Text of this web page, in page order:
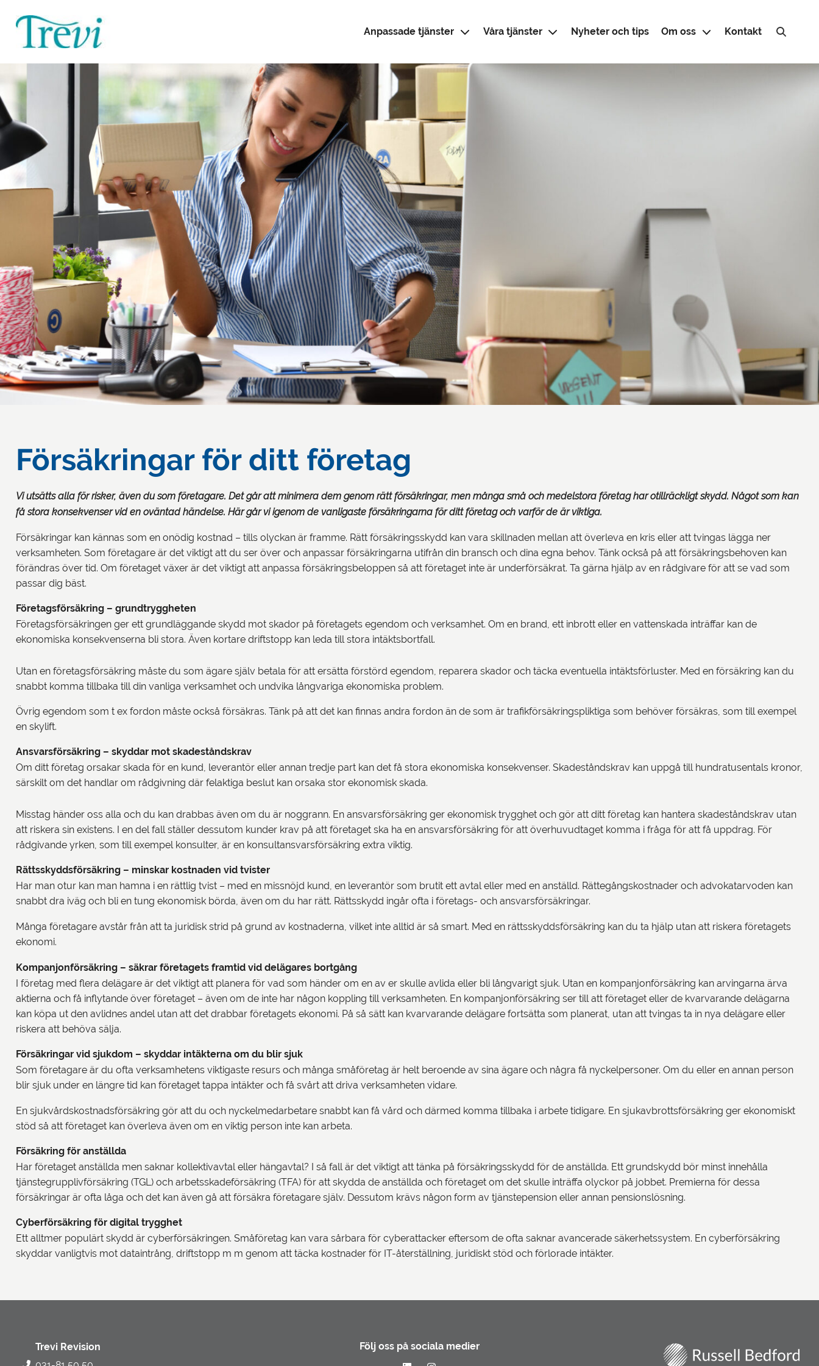
Anpassade tjänster Våra tjänster Nyheter och tips Om oss Kontakt
Sök efter:
Försäkringar för ditt företag
Vi utsätts alla för risker, även du som företagare. Det går att minimera dem genom rätt försäkringar, men många små och medelstora företag har otillräckligt skydd. Något som kan
få stora konsekvenser vid en oväntad händelse. Här går vi igenom de vanligaste försäkringarna för ditt företag och varför de är viktiga.
Försäkringar kan kännas som en onödig kostnad – tills olyckan är framme. Rätt försäkringsskydd kan vara skillnaden mellan att överleva en kris eller att tvingas lägga ner
verksamheten. Som företagare är det viktigt att du ser över och anpassar försäkringarna utifrån din bransch och dina egna behov. Tänk också på att försäkringsbehoven kan
förändras över tid. Om företaget växer är det viktigt att anpassa försäkringsbeloppen så att företaget inte är underförsäkrat. Ta gärna hjälp av en rådgivare för att se vad som
passar dig bäst.
Företagsförsäkring – grundtryggheten
Företagsförsäkringen ger ett grundläggande skydd mot skador på företagets egendom och verksamhet. Om en brand, ett inbrott eller en vattenskada inträffar kan de
ekonomiska konsekvenserna bli stora. Även kortare driftstopp kan leda till stora intäktsbortfall.
Utan en företagsförsäkring måste du som ägare själv betala för att ersätta förstörd egendom, reparera skador och täcka eventuella intäktsförluster. Med en försäkring kan du
snabbt komma tillbaka till din vanliga verksamhet och undvika långvariga ekonomiska problem.
Övrig egendom som t ex fordon måste också försäkras. Tänk på att det kan finnas andra fordon än de som är trafikförsäkringspliktiga som behöver försäkras, som till exempel
en skylift.
Ansvarsförsäkring – skyddar mot skadeståndskrav
Om ditt företag orsakar skada för en kund, leverantör eller annan tredje part kan det få stora ekonomiska konsekvenser. Skadeståndskrav kan uppgå till hundratusentals kronor,
särskilt om det handlar om rådgivning där felaktiga beslut kan orsaka stor ekonomisk skada.
Misstag händer oss alla och du kan drabbas även om du är noggrann. En ansvarsförsäkring ger ekonomisk trygghet och gör att ditt företag kan hantera skadeståndskrav utan
att riskera sin existens. I en del fall ställer dessutom kunder krav på att företaget ska ha en ansvarsförsäkring för att överhuvudtaget komma i fråga för att få uppdrag. För
rådgivande yrken, som till exempel konsulter, är en konsultansvarsförsäkring extra viktig.
Rättsskyddsförsäkring – minskar kostnaden vid tvister
Har man otur kan man hamna i en rättlig tvist – med en missnöjd kund, en leverantör som brutit ett avtal eller med en anställd. Rättegångskostnader och advokatarvoden kan
snabbt dra iväg och bli en tung ekonomisk börda, även om du har rätt. Rättsskydd ingår ofta i företags- och ansvarsförsäkringar.
Många företagare avstår från att ta juridisk strid på grund av kostnaderna, vilket inte alltid är så smart. Med en rättsskyddsförsäkring kan du ta hjälp utan att riskera företagets
ekonomi.
Kompanjonförsäkring – säkrar företagets framtid vid delägares bortgång
I företag med flera delägare är det viktigt att planera för vad som händer om en av er skulle avlida eller bli långvarigt sjuk. Utan en kompanjonförsäkring kan arvingarna ärva
aktierna och få inflytande över företaget – även om de inte har någon koppling till verksamheten. En kompanjonförsäkring ser till att företaget eller de kvarvarande delägarna
kan köpa ut den avlidnes andel utan att det drabbar företagets ekonomi. På så sätt kan kvarvarande delägare fortsätta som planerat, utan att tvingas ta in nya delägare eller
riskera att behöva sälja.
Försäkringar vid sjukdom – skyddar intäkterna om du blir sjuk
Som företagare är du ofta verksamhetens viktigaste resurs och många småföretag är helt beroende av sina ägare och några få nyckelpersoner. Om du eller en annan person
blir sjuk under en längre tid kan företaget tappa intäkter och få svårt att driva verksamheten vidare.
En sjukvårdskostnadsförsäkring gör att du och nyckelmedarbetare snabbt kan få vård och därmed komma tillbaka i arbete tidigare. En sjukavbrottsförsäkring ger ekonomiskt
stöd så att företaget kan överleva även om en viktig person inte kan arbeta.
Försäkring för anställda
Har företaget anställda men saknar kollektivavtal eller hängavtal? I så fall är det viktigt att tänka på försäkringsskydd för de anställda. Ett grundskydd bör minst innehålla
tjänstegrupplivförsäkring (TGL) och arbetsskadeförsäkring (TFA) för att skydda de anställda och företaget om det skulle inträffa olyckor på jobbet. Premierna för dessa
försäkringar är ofta låga och det kan även gå att försäkra företagare själv. Dessutom krävs någon form av tjänstepension eller annan pensionslösning.
Cyberförsäkring för digital trygghet
Ett alltmer populärt skydd är cyberförsäkringen. Småföretag kan vara sårbara för cyberattacker eftersom de ofta saknar avancerade säkerhetssystem. En cyberförsäkring
skyddar vanligtvis mot dataintrång, driftstopp m m genom att täcka kostnader för IT-återställning, juridiskt stöd och förlorade intäkter.
Trevi Revision Följ oss på sociala medier